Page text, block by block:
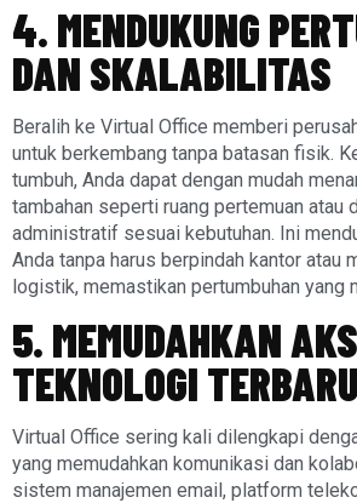
4. MENDUKUNG
DAN SKALABILITAS
Beralih ke Virtual Office memberi
untuk berkembang tanpa batasan fisik.
tumbuh, Anda dapat dengan mudah
tambahan seperti ruang pertemuan atau
administratif sesuai kebutuhan. Ini
Anda tanpa harus berpindah kantor atau
logistik, memastikan pertumbuhan yang
5. MEMUDAHKAN
TEKNOLOGI TERBARU
Virtual Office sering kali dilengkapi
yang memudahkan komunikasi dan
sistem manajemen email, platform